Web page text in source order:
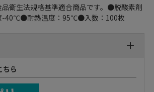
品衛生法規格基準適合商品です。●脱酸素剤
-40℃●耐熱温度：95℃●入数：100枚
ちら